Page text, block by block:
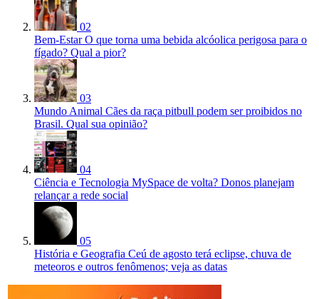
02
Bem-Estar O que torna uma bebida alcóolica perigosa para o
fígado? Qual a pior?
03
Mundo Animal Cães da raça pitbull podem ser proibidos no
Brasil. Qual sua opinião?
04
Ciência e Tecnologia MySpace de volta? Donos planejam
relançar a rede social
05
História e Geografia Ceú de agosto terá eclipse, chuva de
meteoros e outros fenômenos; veja as datas